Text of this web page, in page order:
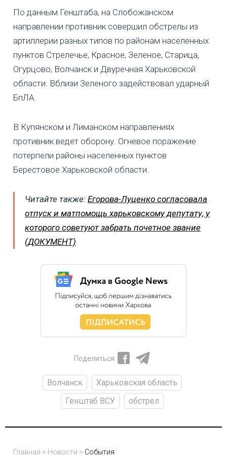
По данным Генштаба, на Слобожанском
направлении противник совершил обстрелы из
артиллерии разных типов по районам населенных
пунктов Стрелечье, Красное, Зеленое, Старица,
Огурцово, Волчанск и Двуречная Харьковской
области. Вблизи Зеленого задействовал ударный
БпЛА.
В Купянском и Лиманском направлениях
противник ведет оборону. Огневое поражение
потерпели районы населенных пунктов
Берестовое Харьковской области.
Читайте также: Егорова-Луценко согласовала
отпуск и матпомощь харьковскому депутату, у
которого советуют забрать почетное звание
(ДОКУМЕНТ)
Поделиться
Волчанск
Харьковская область
Генштаб ВСУ
обстрел
Главная > Новости > События